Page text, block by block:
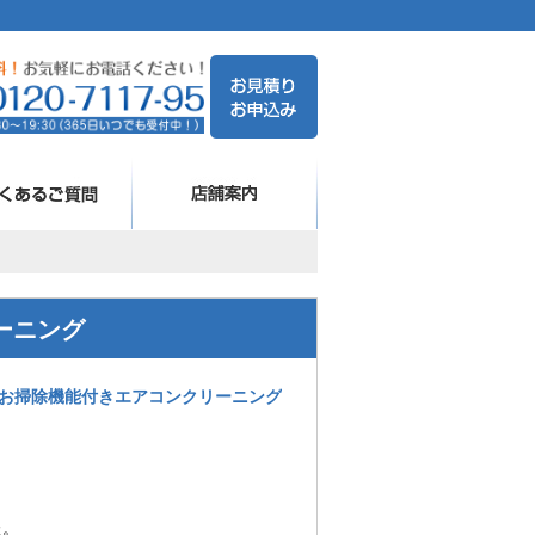
ニング
掃除機能付きエアコンクリーニング